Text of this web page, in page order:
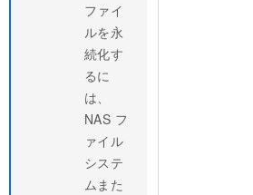
ファイ
ルを永
続化す
るに
は、
NAS フ
ァイル
システ
ムまた